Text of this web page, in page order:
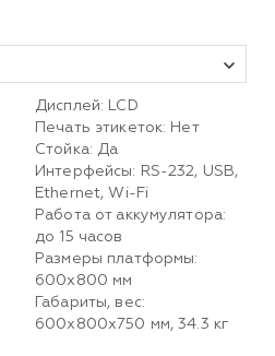
Дисплей: LCD
Печать этикеток: Нет
Стойка: Да
Интерфейсы: RS-232, USB,
Ethernet, Wi-Fi
Работа от аккумулятора:
до 15 часов
Размеры платформы:
600х800 мм
Габариты, вес:
600х800х750 мм, 34.3 кг